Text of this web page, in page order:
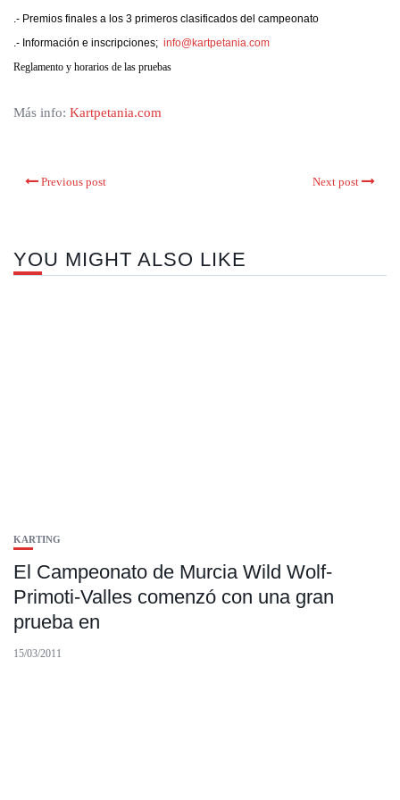
.- Premios finales a los 3 primeros clasificados del campeonato
.- Información e inscripciones; info@kartpetania.com
Reglamento y horarios de las pruebas
Más info: Kartpetania.com
Previous post Next post
YOU MIGHT ALSO LIKE
KARTING
El Campeonato de Murcia Wild Wolf-
Primoti-Valles comenzó con una gran
prueba en
15/03/2011